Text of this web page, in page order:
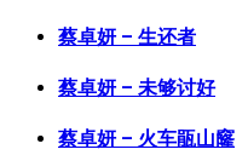
蔡卓妍 – 生还者
蔡卓妍 – 未够讨好
蔡卓妍 – 火车瓹山窿